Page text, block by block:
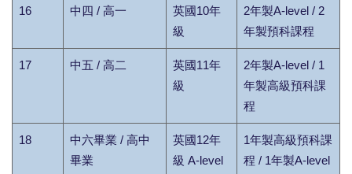
16 中四 / 高一
英國10年
級
2年製A-level / 2
年製預科課程
17 中五 / 高二
英國11年
級
2年製A-level / 1
年製高級預科課
程
18
中六畢業 / 高中
畢業
英國12年
級 A-level
1年製高級預科課
程 / 1年製A-level